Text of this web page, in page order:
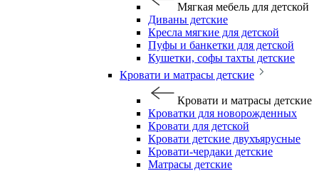
Мягкая мебель для детской
Диваны детские
Кресла мягкие для детской
Пуфы и банкетки для детской
Кушетки, софы тахты детские
Кровати и матрасы детские
Кровати и матрасы детские
Кроватки для новорожденных
Кровати для детской
Кровати детские двухъярусные
Кровати-чердаки детские
Матрасы детские